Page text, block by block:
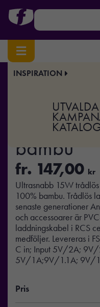
INSPIRATION
Hem/Elektronik / Mobiltillbehör
15W
bambu
fr. 147,00 kr
Ultrasnabb 15W
100% bambu. Trådlös
senaste generationer
och accessoarer är
laddningskabel i RCS
medföljer. Levereras i
C in; Input 5V/2A;
5V/1A;9V/1.1A; 9V/
Pris